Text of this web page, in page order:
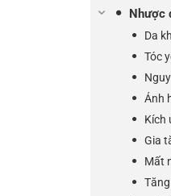
Nhược
Da
Tóc
Ảnh
Kích
Gia
Mất